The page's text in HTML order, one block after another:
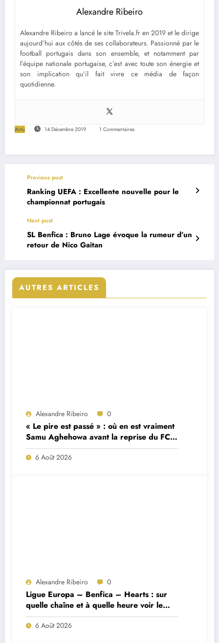
Alexandre Ribeiro
Alexandre Ribeiro a lancé le site Trivela.fr en 2019 et le dirige
aujourd’hui aux côtés de ses collaborateurs. Passionné par le
football portugais dans son ensemble, et notamment par
l’équipe nationale portugaise, c’est avec toute son énergie et
son implication qu’il fait vivre ce média de façon
quotidienne.
Actu 14 Décembre 2019 1 Commentaires
Previous post
Ranking UEFA : Excellente nouvelle pour le
championnat portugais
Next post
SL Benfica : Bruno Lage évoque la rumeur d’un
retour de Nico Gaitan
AUTRES ARTICLES
Alexandre Ribeiro 0
« Le pire est passé » : où en est vraiment
Samu Aghehowa avant la reprise du FC
Porto ?
6 Août 2026
Alexandre Ribeiro 0
Ligue Europa – Benfica – Hearts : sur
quelle chaîne et à quelle heure voir le
match ?
6 Août 2026